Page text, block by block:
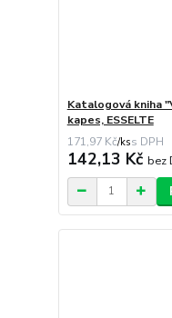
Katalogová kniha
kapes, ESSELTE
171,97 Kč/ks
142,13 Kč bez